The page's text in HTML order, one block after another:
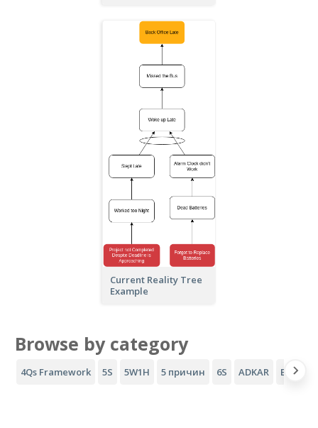
Current Reality Tree
Example
Browse by category
4Qs Framework 5S 5W1H 5 причин 6S ADKAR